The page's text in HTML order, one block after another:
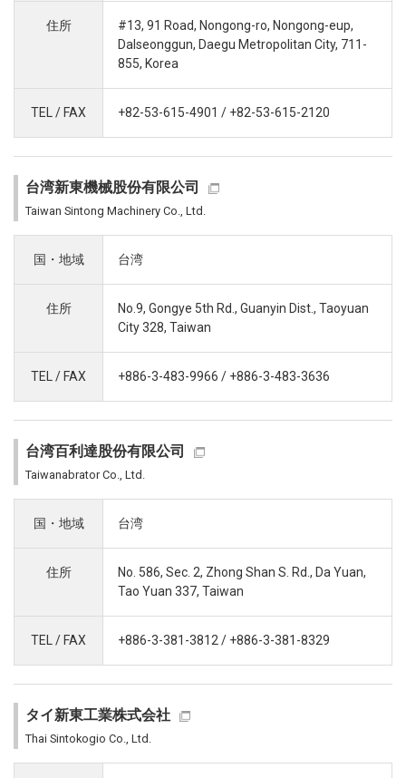
住所
#13, 91 Road, Nongong-ro, Nongong-eup,
Dalseonggun, Daegu Metropolitan City, 711-
855, Korea
TEL / FAX +82-53-615-4901 / +82-53-615-2120
台湾新東機械股份有限公司
Taiwan Sintong Machinery Co., Ltd.
国・地域 台湾
住所
No.9, Gongye 5th Rd., Guanyin Dist., Taoyuan
City 328, Taiwan
TEL / FAX +886-3-483-9966 / +886-3-483-3636
台湾百利達股份有限公司
Taiwanabrator Co., Ltd.
国・地域 台湾
住所
No. 586, Sec. 2, Zhong Shan S. Rd., Da Yuan,
Tao Yuan 337, Taiwan
TEL / FAX +886-3-381-3812 / +886-3-381-8329
タイ新東工業株式会社
Thai Sintokogio Co., Ltd.